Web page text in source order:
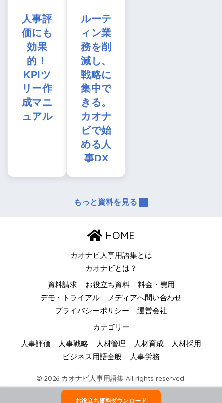
人事評
価にも
効果
的！
KPIツ
リー作
成マニ
ュアル
ルーテ
ィン業
務を削
減し、
戦略に
集中で
きる。
カオナ
ビで始
める人
事DX
もっと資料を見る
HOME
カオナビ人事用語集とは
カオナビとは？
資料請求 お役立ち資料
料金・費用
デモ・トライアル
メディアへ問い合わせ
プライバシーポリシー
運営会社
カテゴリー
人事評価 人事戦略 人材管理 人材育成
人材採用
ビジネス用語全般
人事労務
© 2026 カオナビ人事用語集 All rights reserved.
お役立ち資料ダウンロード